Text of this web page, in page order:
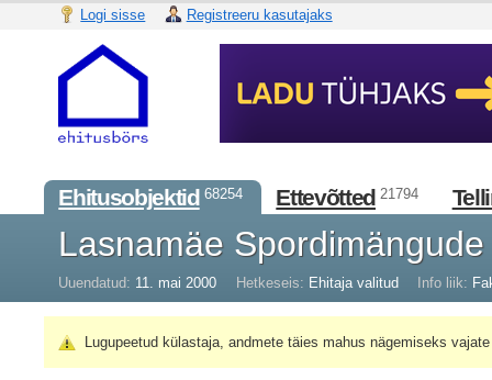
Logi sisse Registreeru kasutajaks
Ehitusobjektid 68254 Ettevõtted 21794
Lasnamäe
Uuendatud: 11. mai 2000 Hetkeseis: Ehitaja valitud Info liik:
Lugupeetud külastaja, andmete täies mahus nägemiseks